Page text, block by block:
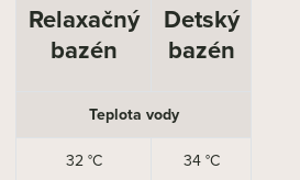
Relaxačný
bazén
Detský
bazén
Teplota vody
32 °C 34 °C